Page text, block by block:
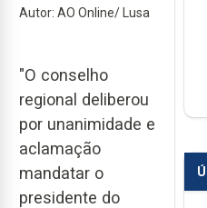
Autor: AO Online/ Lusa
"O conselho
regional deliberou
por unanimidade e
aclamação
mandatar o
presidente do